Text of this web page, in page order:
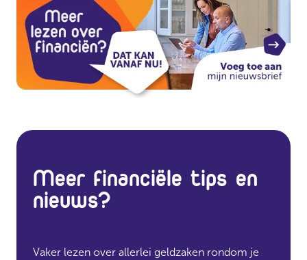
Meer financiële tips en
nieuws?
Vaker lezen over allerlei geldzaken rondom je